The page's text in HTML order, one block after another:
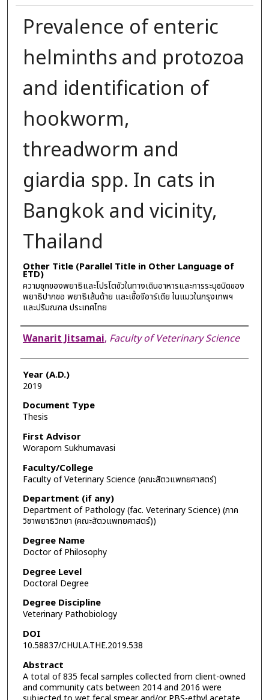
Prevalence of enteric
helminths and protozoa
and identification of
hookworm,
threadworm and
giardia spp. In cats in
Bangkok and vicinity,
Thailand
Other Title (Parallel Title in Other Language of
ETD)
ความชุกของพยาธิและโปรโตซัวในทางเดินอาหารและการระบุชนิดของ
พยาธิปากขอ พยาธิเส้นด้าย และเชื้อจีอาร์เดีย ในแมวในกรุงเทพฯ
และปริมณฑล ประเทศไทย
Author
Wanarit Jitsamai, Faculty of Veterinary Science
Year (A.D.)
2019
Document Type
Thesis
First Advisor
Woraporn Sukhumavasi
Faculty/College
Faculty of Veterinary Science (คณะสัตวแพทยศาสตร์)
Department (if any)
Department of Pathology (fac. Veterinary Science) (ภาค
วิชาพยาธิวิทยา (คณะสัตวแพทยศาสตร์))
Degree Name
Doctor of Philosophy
Degree Level
Doctoral Degree
Degree Discipline
Veterinary Pathobiology
DOI
10.58837/CHULA.THE.2019.538
Abstract
A total of 835 fecal samples collected from client-owned
and community cats between 2014 and 2016 were